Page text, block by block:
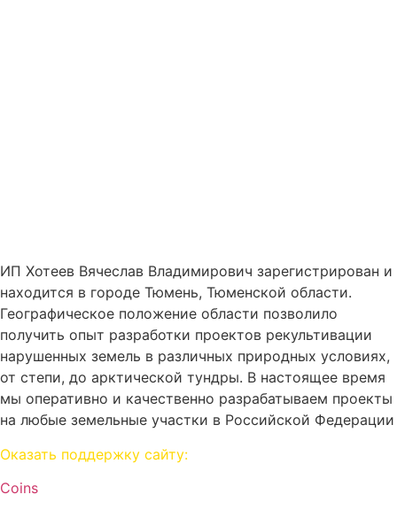
ИП Хотеев Вячеслав Владимирович зарегистрирован и
находится в городе Тюмень, Тюменской области.
Географическое положение области позволило
получить опыт разработки проектов рекультивации
нарушенных земель в различных природных условиях,
от степи, до арктической тундры. В настоящее время
мы оперативно и качественно разрабатываем проекты
на любые земельные участки в Российской Федерации
Оказать поддержку сайту:
Coins